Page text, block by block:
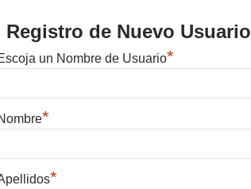
Registro de Nuevo Usuario
un Nombre de Usuario*
*
*